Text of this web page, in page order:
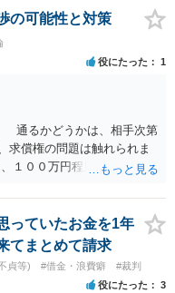
の可能性と対策
役にたった 1
るかどうかは、相手次第
求償権の問題は触れられま
００万円程度となる可能
時間的、精神的負担等）、
勢を示すことで、プラス
する多くの場合は、相手
以下で合意できる場合は
から８０万円程度になる
っていたお金を1年
てまとめて請求
貞等) #借金・浪費癖 #裁判
役にたった 3